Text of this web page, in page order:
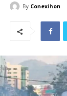
By Conexihon